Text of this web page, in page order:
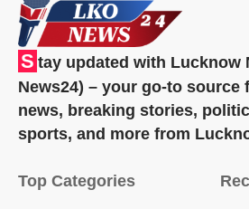
S tay updated with Lucknow
News24) – your go-to source
news, breaking stories,
sports, and more from
Top Categories